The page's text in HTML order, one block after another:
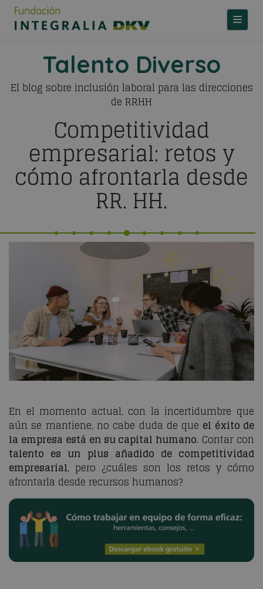
Talento Diverso
El blog sobre inclusión laboral para las direcciones
de RRHH
Competitividad
empresarial: retos y
cómo afrontarla desde
RR. HH.
En el momento actual, con la incertidumbre que
aún se mantiene, no cabe duda de que el éxito de
la empresa está en su capital humano. Contar con
talento es un plus añadido de competitividad
empresarial, pero ¿cuáles son los retos y cómo
afrontarla desde recursos humanos?